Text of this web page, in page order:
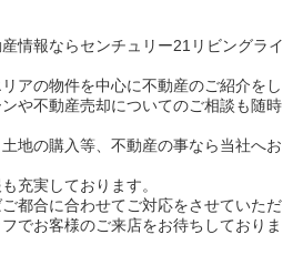
情報ならセンチュリー21リビングライ
アの物件を中心に不動産のご紹介をし
や不動産売却についてのご相談も随時
地の購入等、不動産の事なら当社へお
充実しております。
都合に合わせてご対応をさせていただ
でお客様のご来店をお待ちしておりま